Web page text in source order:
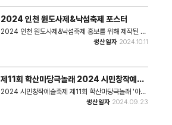
용현5동 윤성아파트 건너편 임시도로 • 쪽수 : 12쪽 •
크기 : 1.5MB
2024 인천 원도사제&낙섬축제 포스터
2024 인천 원도사제&낙섬축제 홍보를 위해 제작된 포
스터이다. 원도사제&낙섬축제 - 일시 : 2024년 10월
대) • 쪽수 : 1쪽 • 크기 : 5.42MB
생산일자 2024.10.11
제11회 학산마당극놀래 2024 시민창작예술
축제 리플렛
2024 시민창작예술축제 제11회 학산마당극놀래 '아름
다운 동행' 주민과 예술가, 지역의 공동체가 삶의 이야기
생산일자 2024.09.23